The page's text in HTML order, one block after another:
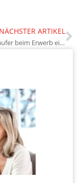
NÄCHSTER ARTIKEL
Worauf Käufer beim Erwerb einer Bestandsimmobilie achten sollten